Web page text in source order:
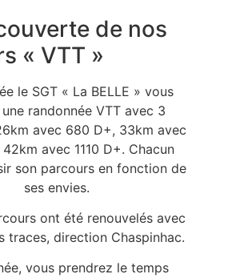
de nos
« VTT »
le SGT « La BELLE » vous
randonnée VTT avec 3
avec 680 D+, 33km avec
avec 1110 D+. Chacun
son parcours en fonction de
ses envies.
ont été renouvelés avec
traces, direction Chaspinhac.
vous prendrez le temps